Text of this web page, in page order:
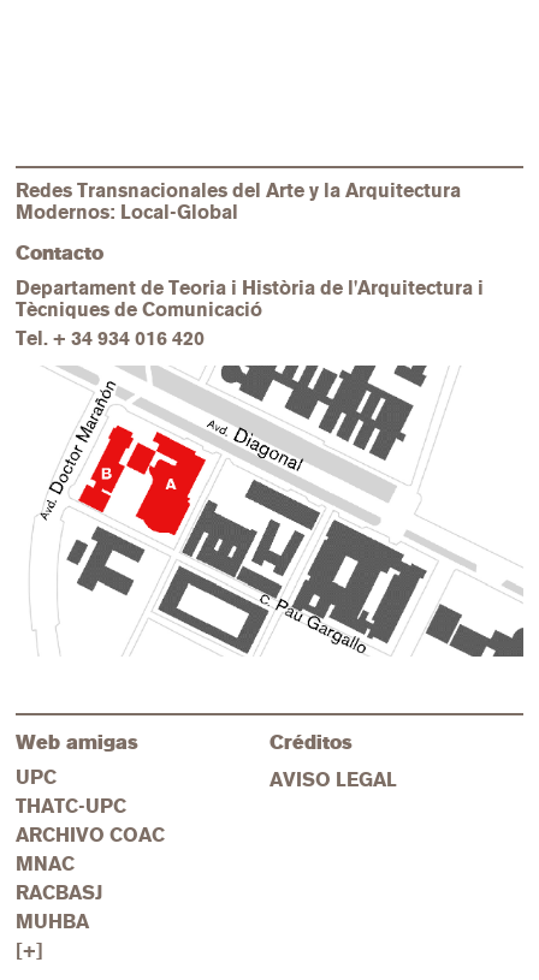
Redes Transnacionales del Arte y la Arquitectura
Modernos: Local-Global
Contacto
Departament de Teoria i Història de l'Arquitectura i
Tècniques de Comunicació
Tel. + 34 934 016 420
Web amigas
UPC
THATC-UPC
ARCHIVO COAC
MNAC
RACBASJ
MUHBA
[+]
Créditos
AVISO LEGAL